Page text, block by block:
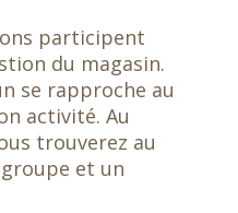
participent
du magasin.
se rapproche au
activité. Au
trouverez au
et un